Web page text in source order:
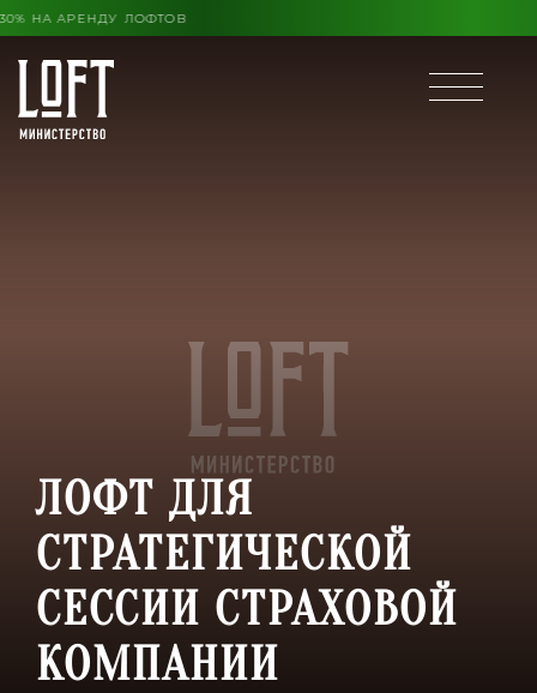
КОНЦА ЛЕТА ВЫГОДА ДО 30% НА АРЕНДУ ЛОФТОВ
ЛОФТ ДЛЯ
СТРАТЕГИЧЕСКОЙ
СЕССИИ СТРАХОВОЙ
КОМПАНИИ